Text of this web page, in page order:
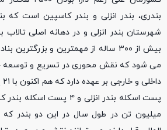
بندری، بندر انزلی و بندر کاسپین است که
شهرستان بندر انزلی و در دهانه اصلی تالاب
بیش از ۳۰۰ ساله از مهمترین و
می شود که نقش محوری در تسریع و توسعه
میلیون تن در طول سال در این دو بندر که